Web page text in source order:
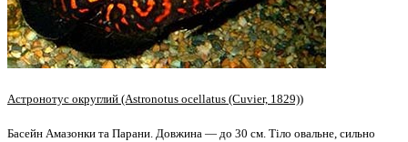
Астронотус округлий (Astronotus ocellatus (Cuvier, 1829))
Басейн Амазонки та Парани. Довжина — до 30 см. Тіло овальне, сильно